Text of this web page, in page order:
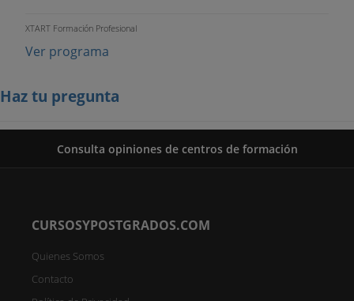
XTART Formación Profesional
Ver programa
Haz tu pregunta
Consulta opiniones de centros de formación
CURSOSYPOSTGRADOS.COM
Quienes Somos
Contacto